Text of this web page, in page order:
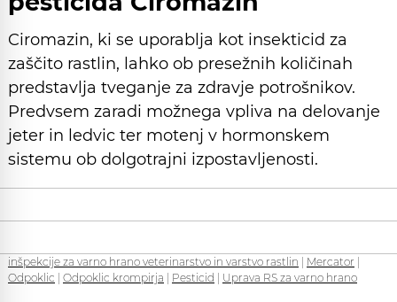
Ciromazin, ki se uporablja kot insekticid za
zaščito rastlin, lahko ob presežnih količinah
predstavlja tveganje za zdravje potrošnikov.
Predvsem zaradi možnega vpliva na delovanje
jeter in ledvic ter motenj v hormonskem
sistemu ob dolgotrajni izpostavljenosti.
inšpekcije za varno hrano veterinarstvo in varstvo rastlin Mercator
Odpoklic
Odpoklic krompirja Pesticid Uprava RS za varno hrano